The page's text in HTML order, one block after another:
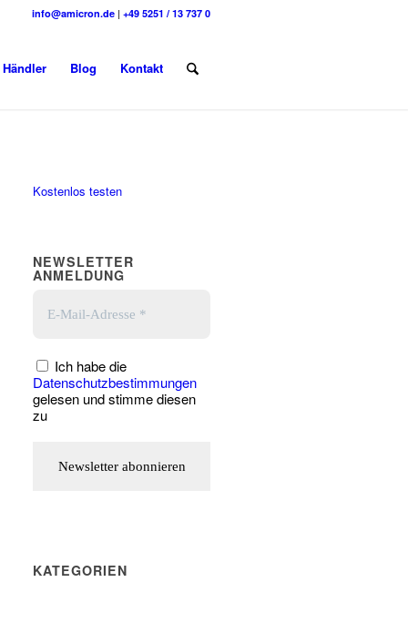
info@amicron.de | +49 5251 / 13 737 0
Händler Blog Kontakt
Kostenlos testen
NEWSLETTER
ANMELDUNG
Ich habe die
Datenschutzbestimmungen
gelesen und stimme diesen
zu
KATEGORIEN